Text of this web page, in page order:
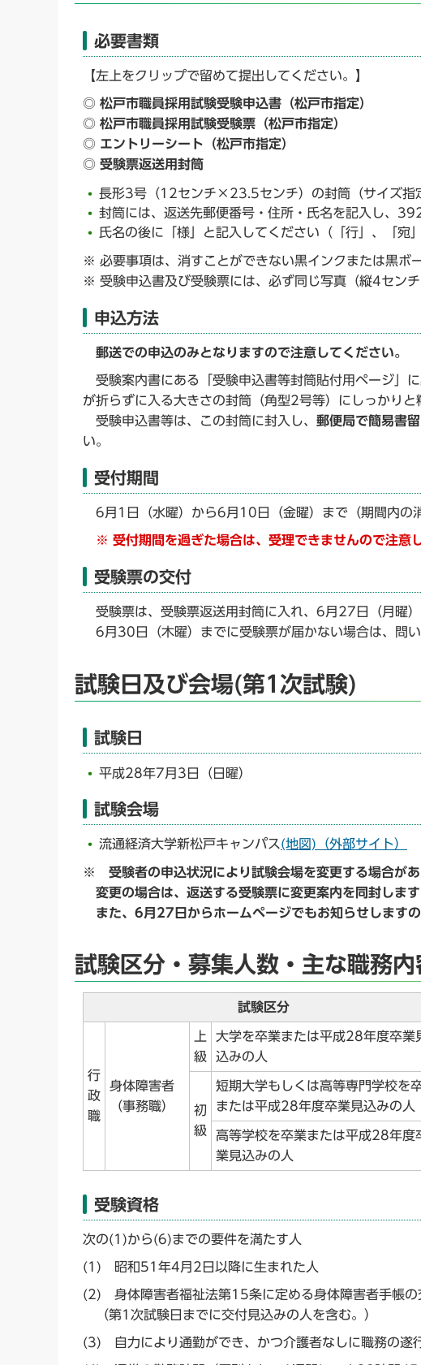
必要書類
【左上をクリップで留めて提出してください。】
◎ 松戸市職員採用試験受験申込書（松戸市指定）
◎ 松戸市職員採用試験受験票（松戸市指定）
◎ エントリーシート（松戸市指定）
◎ 受験票返送用封筒
長形3号（12センチ×23.5センチ）の封筒（サイズ指
封筒には、返送先郵便番号・住所・氏名を記入し、
氏名の後に「様」と記入してください（「行」、「宛
※ 必要事項は、消すことができない黒インクまたは黒ボ
※ 受験申込書及び受験票には、必ず同じ写真（縦4セン
申込方法
郵送での申込のみとなりますので注意してください。
受験案内書にある「受験申込書等封筒貼付用ページ」
が折らずに入る大きさの封筒（角型2号等）にしっかりと
受験申込書等は、この封筒に封入し、 郵便局で簡易書
い。
受付期間
6月1日（水曜）から6月10日（金曜）まで（期間内の
※ 受付期間を過ぎた場合は、受理できませんので注意し
受験票の交付
受験票は、受験票返送用封筒に入れ、6月27日（月曜）
6月30日（木曜）までに受験票が届かない場合は、問い
試験日及び会場(第1次試験)
試験日
平成28年7月3日（日曜）
試験会場
流通経済大学新松戸キャンパス (地図)（外部サイト）
※ 受験者の申込状況により試験会場を変更する場合があ
変更の場合は、返送する受験票に変更案内を同封します
また、6月27日からホームページでもお知らせしますの
試験区分・募集人数・主な職務内
試験区分
行
政
職
身体障害者
（事務職）
上
級
大学を卒業または平成28年度卒業
込みの人
初
級
短期大学もしくは高等専門学校を
または平成28年度卒業見込みの人
高等学校を卒業または平成28年度
業見込みの人
受験資格
次の(1)から(6)までの要件を満たす人
(1) 昭和51年4月2日以降に生まれた人
(2) 身体障害者福祉法第15条に定める身体障害者手帳の
（第1次試験日までに交付見込みの人を含む。）
(3) 自力により通勤ができ、かつ介護者なしに職務の遂